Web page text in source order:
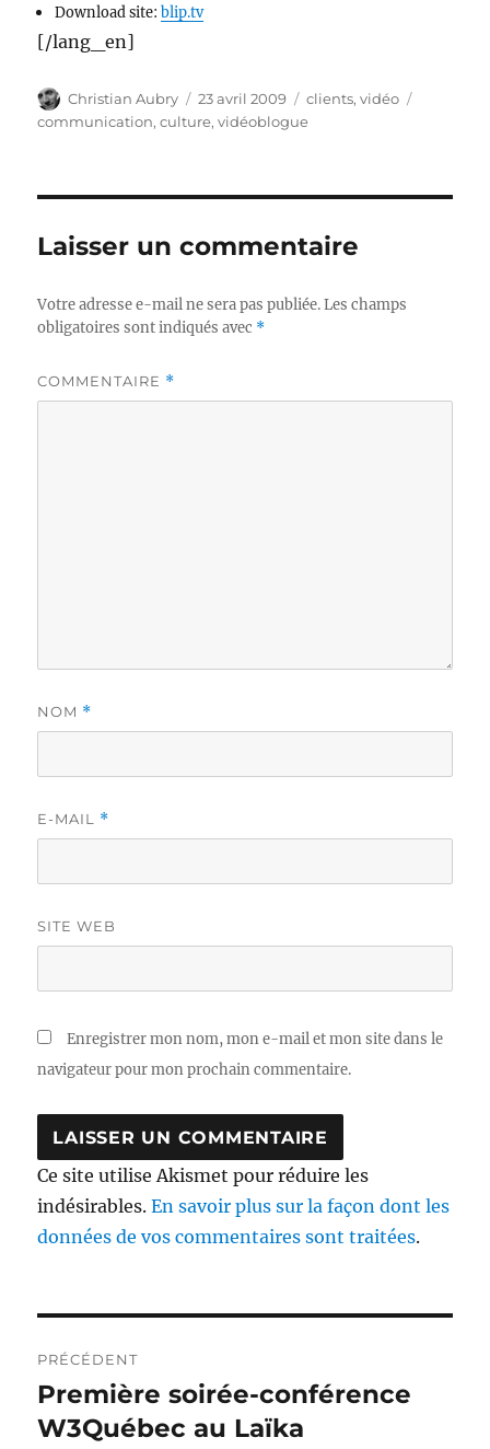
Download site:blip.tv
[/lang_en]
Auteur
Christian Aubry
Publié
le
23 avril 2009 Catégories
clients,vidéo
communication,culture,vidéoblogue
Laisser un commentaire
Votre adresse e-mail ne sera pas publiée. Les champs
obligatoires sont indiqués avec *
COMMENTAIRE *
NOM *
E-MAIL *
SITE WEB
Enregistrer mon nom, mon e-mail et mon site dans le
navigateur pour mon prochain commentaire.
Ce site utilise Akismet pour réduire les
indésirables.En savoir plus sur la façon dont les
données de vos commentaires sont traitées.
de
l’article
PRÉCÉDENT
Publication
précédente :
Première soirée-conférence
W3Québec au Laïka